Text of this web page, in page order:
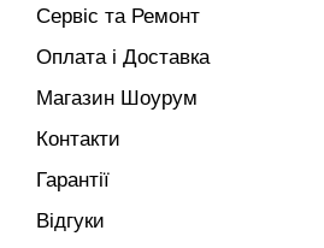
Сервіс та Ремонт
Оплата і Доставка
Магазин Шоурум
Контакти
Гарантії
Відгуки